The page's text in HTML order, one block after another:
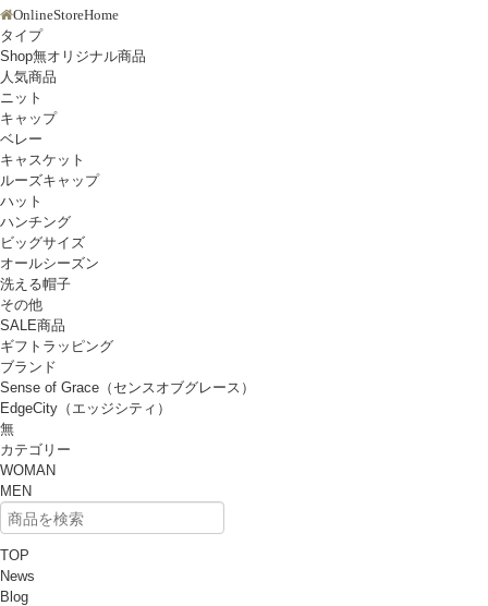
OnlineStoreHome
タイプ
Shop無オリジナル商品
人気商品
ニット
キャップ
ベレー
キャスケット
ルーズキャップ
ハット
ハンチング
ビッグサイズ
オールシーズン
洗える帽子
その他
SALE商品
ギフトラッピング
ブランド
Sense of Grace（センスオブグレース）
EdgeCity（エッジシティ）
無
カテゴリー
WOMAN
MEN
TOP
News
Blog